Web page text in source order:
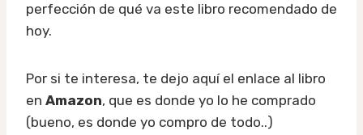
perfección de qué va este libro recomendado de
hoy.
Por si te interesa, te dejo aquí el enlace al libro
en Amazon, que es donde yo lo he comprado
(bueno, es donde yo compro de todo..)